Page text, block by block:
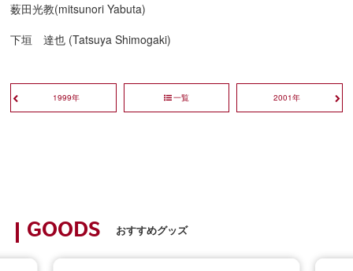
薮田光教(mitsunori Yabuta)
下垣 達也 (Tatsuya Shimogaki)
1999年 一覧 2001年
GOODS おすすめグッズ